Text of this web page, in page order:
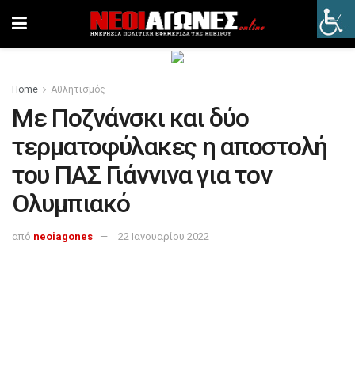
Home Αθλητισμός
Με Ποζνάνσκι και δύο
τερματοφύλακες η αποστολή
του ΠΑΣ Γιάννινα για τον
Ολυμπιακό
από neoiagones 22 Ιανουαρίου 2022